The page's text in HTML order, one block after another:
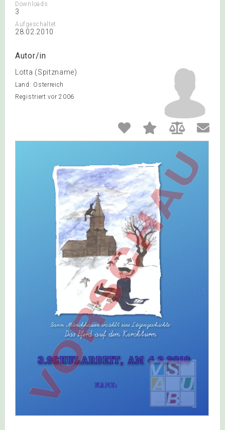
Downloads
3
Aufgeschaltet
28.02.2010
Autor/in
Lotta (Spitzname)
Land: Österreich
Registriert vor 2006